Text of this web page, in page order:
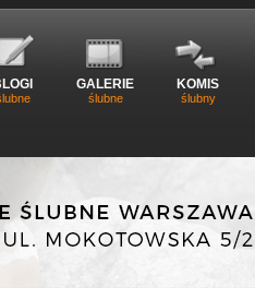
GALERIE
ślubne
KOMIS
ślubny